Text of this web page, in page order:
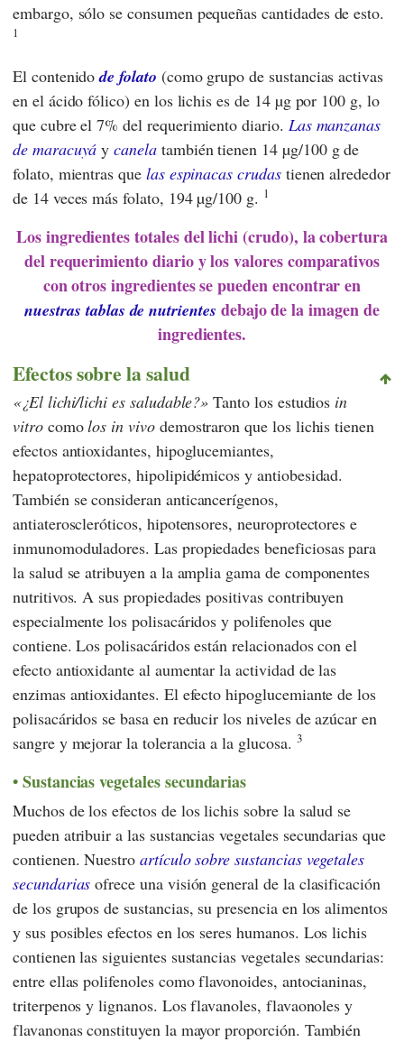
embargo, sólo se consumen pequeñas cantidades de esto.
1
El contenidode folato (como grupo de sustancias activas
en el ácido fólico) en los lichis es de 14 µg por 100 g, lo
que cubre el 7% del requerimiento diario. Las manzanas
de maracuyá ycanelatambién tienen 14 µg/100 g de
folato, mientras que las espinacas crudastienen alrededor
de 14 veces más folato, 194 µg/100 g. 1
Los ingredientes totales del lichi (crudo), la cobertura
del requerimiento diario y los valores comparativos
con otros ingredientes se pueden encontrar en
nuestras tablas de nutrientes debajo de la imagen de
ingredientes.
Efectos sobre la salud
¿El lichi/lichi es saludable? Tanto los estudios in
vitrocomolos in vivodemostraron que los lichis tienen
efectos antioxidantes, hipoglucemiantes,
hepatoprotectores, hipolipidémicos y antiobesidad.
También se consideran anticancerígenos,
antiateroscleróticos, hipotensores, neuroprotectores e
inmunomoduladores. Las propiedades beneficiosas para
la salud se atribuyen a la amplia gama de componentes
nutritivos. A sus propiedades positivas contribuyen
especialmente los polisacáridos y polifenoles que
contiene. Los polisacáridos están relacionados con el
efecto antioxidante al aumentar la actividad de las
enzimas antioxidantes. El efecto hipoglucemiante de los
polisacáridos se basa en reducir los niveles de azúcar en
sangre y mejorar la tolerancia a la glucosa. 3
Sustancias vegetales secundarias
Muchos de los efectos de los lichis sobre la salud se
pueden atribuir a las sustancias vegetales secundarias que
contienen. Nuestro artículo sobre sustancias vegetales
secundarias ofrece una visión general de la clasificación
de los grupos de sustancias, su presencia en los alimentos
y sus posibles efectos en los seres humanos. Los lichis
contienen las siguientes sustancias vegetales secundarias:
entre ellas polifenoles como flavonoides, antocianinas,
triterpenos y lignanos. Los flavanoles, flavaonoles y
flavanonas constituyen la mayor proporción. También